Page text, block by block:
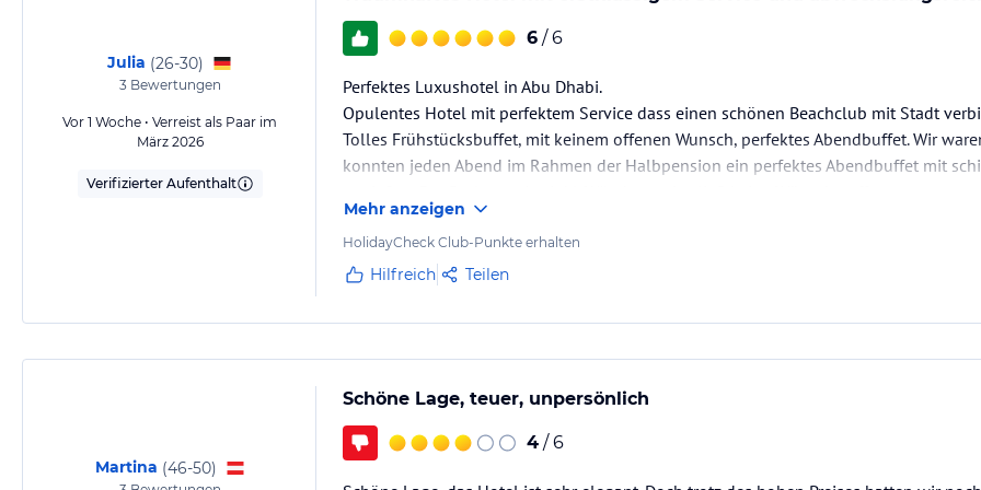
Julia (26-30)
3Bewertungen
Vor 1 Woche • Verreist als Paar im
März 2026
Verifizierter Aufenthalt
6 / 6
Perfektes Luxushotel in Abu Dhabi.
Opulentes Hotel mit perfektem Service dass einen schönen Beachclub mit Stadt
Tolles Frühstücksbuffet, mit keinem offenen Wunsch, perfektes Abendbuffet. Wir
konnten jeden Abend im Rahmen der Halbpension ein perfektes Abendbuffet mit
Der Strand ist durch einen langen Tunnel mit versch. Fahrstühlen zu erreichen.
Mehr anzeigen
HolidayCheck Club-Punkte erhalten
Hilfreich Teilen
Martina (46-50)
Schöne Lage, teuer, unpersönlich
4 / 6